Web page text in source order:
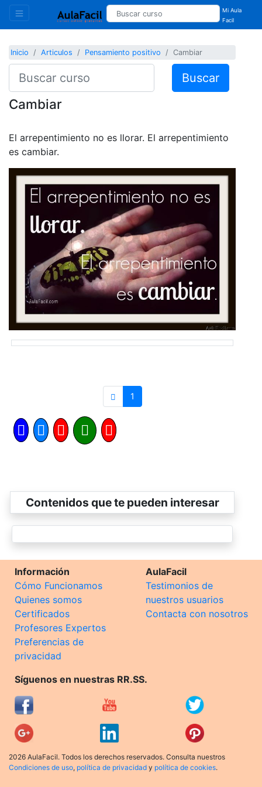
Mi Aula
Facil
Inicio Articulos Pensamiento positivo Cambiar
Buscar
Cambiar
El arrepentimiento no es llorar. El arrepentimiento
es cambiar.
1
Contenidos que te pueden interesar
Información
Cómo Funcionamos
Quienes somos
Certificados
Profesores Expertos
Preferencias de
privacidad
AulaFacil
Testimonios de
nuestros usuarios
Contacta con nosotros
Síguenos en nuestras RR.SS.
2026 AulaFacil. Todos los derechos reservados. Consulta nuestros
Condiciones de uso, política de privacidad y política de cookies.